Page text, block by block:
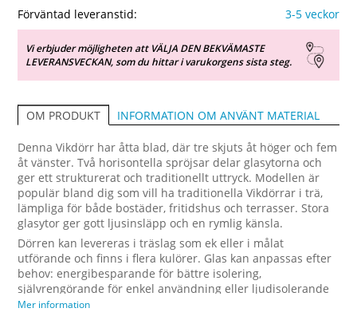
Förväntad leveranstid: 3-5 veckor
Vi erbjuder möjligheten att VÄLJA DEN BEKVÄMASTE
LEVERANSVECKAN, som du hittar i varukorgens sista steg.
OM PRODUKT INFORMATION OM ANVÄNT MATERIAL
Denna Vikdörr har åtta blad, där tre skjuts åt höger och fem
åt vänster. Två horisontella spröjsar delar glasytorna och
ger ett strukturerat och traditionellt uttryck. Modellen är
populär bland dig som vill ha traditionella Vikdörrar i trä,
lämpliga för både bostäder, fritidshus och terrasser. Stora
glasytor ger gott ljusinsläpp och en rymlig känsla.
Dörren kan levereras i träslag som ek eller i målat
utförande och finns i flera kulörer. Glas kan anpassas efter
behov: energibesparande för bättre isolering,
självrengörande för enkel användning eller ljudisolerande
för tystare rum. Många väljer denna modell eftersom den
Mer information